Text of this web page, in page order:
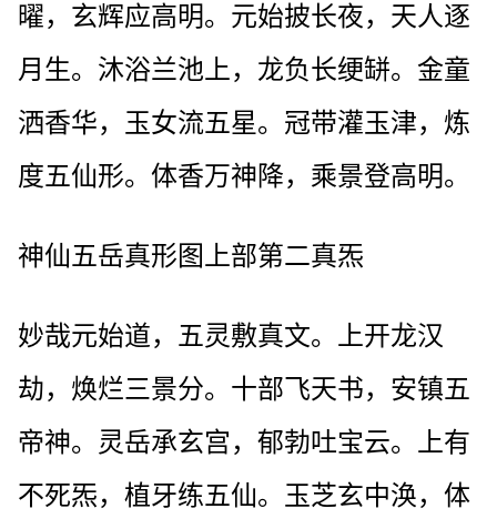
曜，玄辉应高明。元始披长夜，天人逐
月生。沐浴兰池上，龙负长绠缾。金童
洒香华，玉女流五星。冠带灌玉津，炼
度五仙形。体香万神降，乘景登高明。
神仙五岳真形图上部第二真炁
妙哉元始道，五灵敷真文。上开龙汉
劫，焕烂三景分。十部飞天书，安镇五
帝神。灵岳承玄宫，郁勃吐宝云。上有
不死炁，植牙练五仙。玉芝玄中涣，体